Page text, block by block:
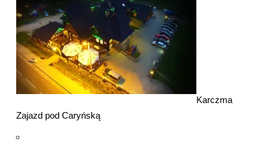
Karczma
Zajazd pod Caryńską